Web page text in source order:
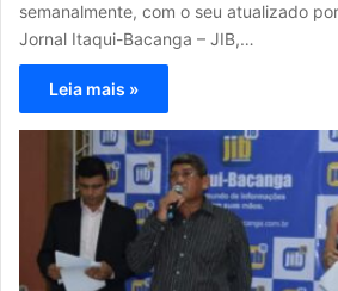
semanalmente, com o seu atualizado
Jornal Itaqui-Bacanga – JIB,…
Leia mais »